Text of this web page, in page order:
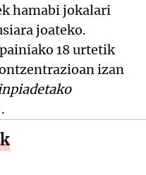
hamabi jokalari
joateko.
18 urtetik
izan